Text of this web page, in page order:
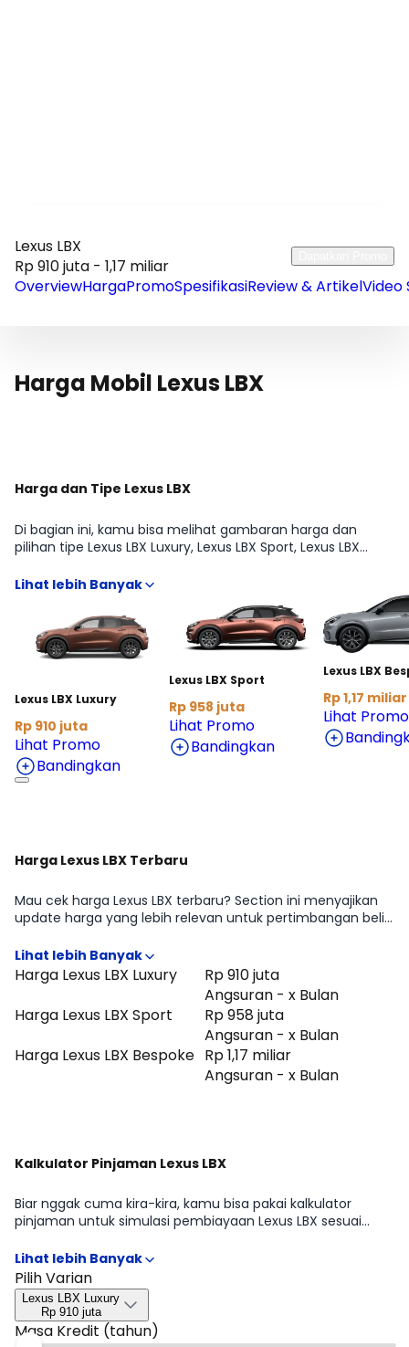
Lexus LBX
Rp 910 juta - 1,17 miliar
OverviewHargaPromoSpesifikasiReview & ArtikelVideo
Harga Mobil Lexus LBX
Harga dan Tipe Lexus LBX
Di bagian ini, kamu bisa melihat gambaran harga dan
pilihan tipe Lexus LBX Luxury, Lexus LBX Sport, Lexus LBX
fitur, transmisi, dan budget sesuai kebutuhan SUV. Kami
rangkum informasi penting yang biasanya dicari sebelum
beli, mulai dari estimasi harga terbaru hingga arahan ke
detail kredit dan cicilan, supaya kamu bisa menentukan
varian yang paling pas tanpa harus buka banyak sumber.
Lexus LBX Luxury
Rp 910 juta
Lihat Promo
Bandingkan
Lexus LBX Sport
Rp 958 juta
Lihat Promo
Bandingkan
Lexus LBX
Rp 1,17 miliar
Lihat Promo
Harga Lexus LBX Terbaru
Mau cek harga Lexus LBX terbaru? Section ini menyajikan
update harga yang lebih relevan untuk pertimbangan beli
perbedaan harga antar tipe Lexus LBX Luxury, Lexus LBX
Sport, Lexus LBX Bespoke. Cocok untuk kamu yang ingin
cepat tahu positioning Lexus LBX di kelasnya sebelum
lanjut membandingkan fitur atau menghitung
kemampuan cicilan.
Harga Lexus LBX Luxury
Rp 910 juta
Angsuran - x Bulan
Harga Lexus LBX Sport
Rp 958 juta
Angsuran - x Bulan
Harga Lexus LBX Bespoke Rp 1,17 miliar
Angsuran - x Bulan
Kalkulator Pinjaman Lexus LBX
Biar nggak cuma kira-kira, kamu bisa pakai kalkulator
pinjaman untuk simulasi pembiayaan Lexus LBX sesuai
per bulan. Hasilnya bisa jadi patokan cepat untuk
menyaring tipe Lexus LBX Luxury, Lexus LBX Sport, Lexus LBX
Bespoke yang paling masuk budget, sebelum kamu lanjut
ke promo atau bandingkan dengan mobil sejenis.
Pilih Varian
Lexus LBX Luxury
Rp 910 juta
Masa Kredit (tahun)